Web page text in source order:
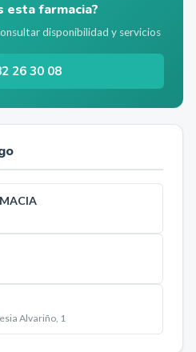
esta farmacia?
disponibilidad y servicios
26 30 08
Alvariño, 1